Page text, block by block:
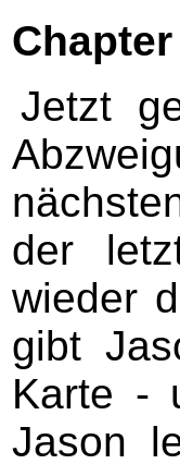
Chapter
Jetzt
der
wieder
gibt
Karte -
Jason